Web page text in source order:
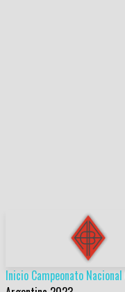
Inicio Campeonato Nacional